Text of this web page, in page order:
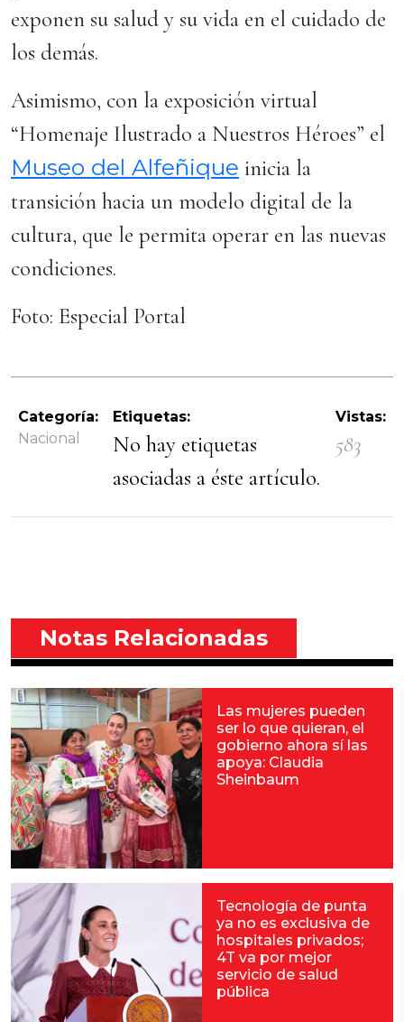
exponen su salud y su vida en el cuidado de
los demás.
Asimismo, con la exposición virtual
“Homenaje Ilustrado a Nuestros Héroes” el
Museo del Alfeñique inicia la
transición hacia un modelo digital de la
cultura, que le permita operar en las nuevas
condiciones.
Foto: Especial Portal
Categoría:
Nacional
Etiquetas:
No hay etiquetas
asociadas a éste artículo.
Vistas:
583
Notas Relacionadas
Las mujeres pueden
ser lo que quieran, el
gobierno ahora sí las
apoya: Claudia
Sheinbaum
Tecnología de punta
ya no es exclusiva de
hospitales privados;
4T va por mejor
servicio de salud
pública